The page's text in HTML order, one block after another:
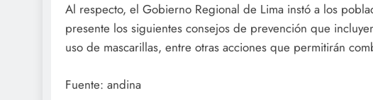
Al respecto, el Gobierno Regional de Lima instó a los
presente los siguientes consejos de prevención que
uso de mascarillas, entre otras acciones que permitirán
Fuente: andina